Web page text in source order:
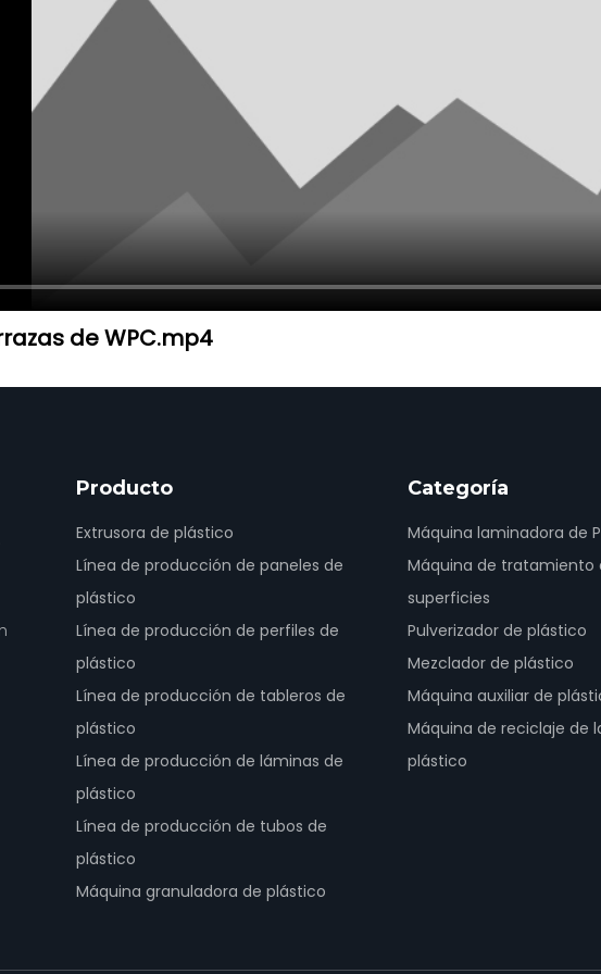
de WPC.mp4
Producto
Extrusora de plástico
Línea de producción de paneles de
plástico
Línea de producción de perfiles de
plástico
Línea de producción de tableros de
plástico
Línea de producción de láminas de
plástico
Línea de producción de tubos de
plástico
Máquina granuladora de plástico
Categoría
Máquina laminadora de
Máquina de tratamiento
superficies
Pulverizador de plástico
Mezclador de plástico
Máquina auxiliar de
Máquina de reciclaje de
plástico